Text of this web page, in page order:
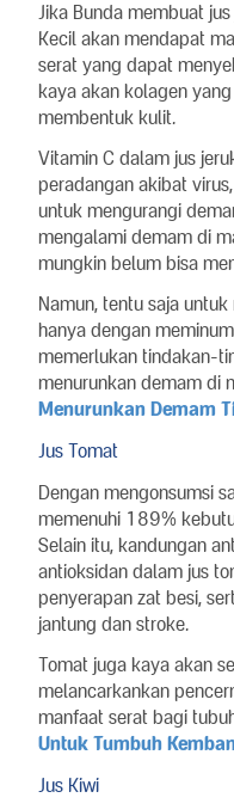
Jika Bunda membuat
Kecil akan mendapat
serat yang dapat
kaya akan kolagen
membentuk kulit.
Vitamin C dalam jus
peradangan akibat
untuk mengurangi
mengalami demam di
mungkin belum bisa
Namun, tentu saja
hanya dengan
memerlukan tindakan-
menurunkan demam di
Menurunkan Demam
Jus Tomat
Dengan mengonsumsi
memenuhi 189%
Selain itu, kandungan
antioksidan dalam jus
penyerapan zat besi,
jantung dan stroke.
Tomat juga kaya akan
melancarkankan
manfaat serat bagi
Untuk Tumbuh
Jus Kiwi